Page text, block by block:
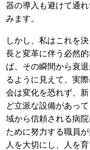
器の導入も避けて通
みます。
しかし、私はこれを
長と変革に伴う必然
ば、その瞬間から衰
るように見えて、実
会は変化を恐れず、
ど立派な設備があっ
域から信頼される病
ために努力する職員
人を大切にし、人を